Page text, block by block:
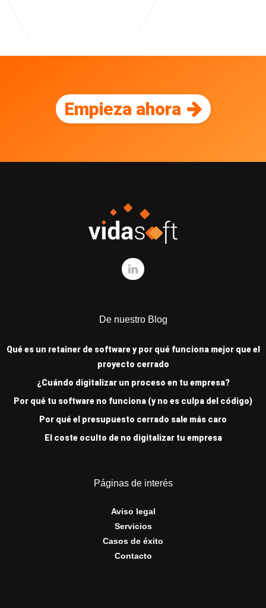
Empieza ahora
De nuestro Blog
Qué es un retainer de software y por qué funciona mejor que el
proyecto cerrado
¿Cuándo digitalizar un proceso en tu empresa?
Por qué tu software no funciona (y no es culpa del código)
Por qué el presupuesto cerrado sale más caro
El coste oculto de no digitalizar tu empresa
Páginas de interés
Aviso legal
Servicios
Casos de éxito
Contacto